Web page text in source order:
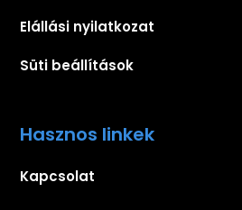
Elállási nyilatkozat
Süti beállítások
Hasznos linkek
Kapcsolat